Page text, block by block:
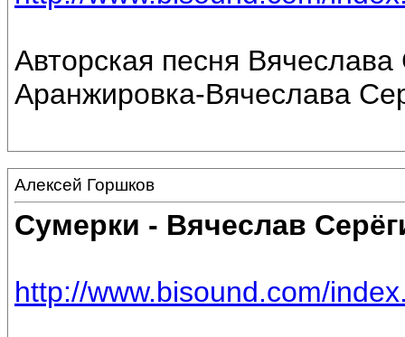
Авторская песня
Аранжировка-Вячеслава
Алексей Горшков
Сумерки - Вячеслав
http://www.bisound.com/